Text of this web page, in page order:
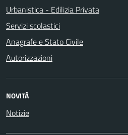
Urbanistica - Edilizia Privata
Servizi scolastici
Anagrafe e Stato Civile
Autorizzazioni
NOVITÀ
Notizie